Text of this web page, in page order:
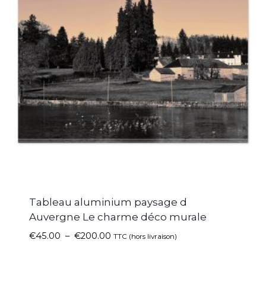
Tableau aluminium paysage d
Auvergne Le charme déco murale
€45.00 – €200.00 TTC (hors livraison)